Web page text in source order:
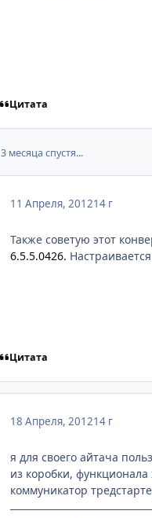
Цитата
3 месяца спустя...
11 Апреля, 201214 г
Также советую этот
6.5.5.0426.
Цитата
18 Апреля, 201214 г
я для своего айтача
из коробки,
коммуникатор